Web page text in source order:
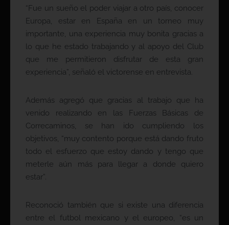
“Fue un sueño el poder viajar a otro país, conocer
Europa, estar en España en un torneo muy
importante, una experiencia muy bonita gracias a
lo que he estado trabajando y al apoyo del Club
que me permitieron disfrutar de esta gran
experiencia”, señaló el victorense en entrevista.
Además agregó que gracias al trabajo que ha
venido realizando en las Fuerzas Básicas de
Correcaminos, se han ido cumpliendo los
objetivos, “muy contento porque está dando fruto
todo el esfuerzo que estoy dando y tengo que
meterle aún más para llegar a donde quiero
estar”.
Reconoció también que si existe una diferencia
entre el futbol mexicano y el europeo, “es un